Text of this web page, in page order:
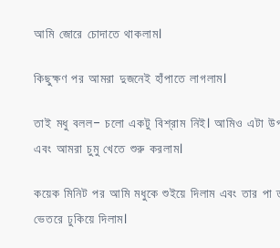
আমি জোরে চোদাতে থাকলাম।
কিছুক্ষণ পর আমরা দুজনেই হাঁপাতে লাগলাম।
তাই মধু বলল- চলো একটু বিশ্রাম নিই। আমিও এটা
এবং আমরা চুমু খেতে শুরু করলাম।
কয়েক মিনিট পর আমি মধুকে শুইয়ে দিলাম এবং তার পা
ভেতরে ঢুকিয়ে দিলাম।